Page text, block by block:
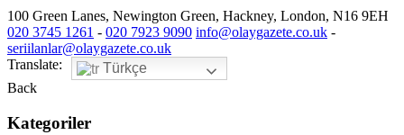
100 Green Lanes, Newington Green, Hackney, London, N16 9EH
020 3745 1261 - 020 7923 9090 info@olaygazete.co.uk -
seriilanlar@olaygazete.co.uk
Translate:
Türkçe
Back
Kategoriler